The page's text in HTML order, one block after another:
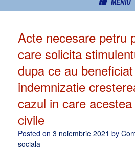
Acte necesare petru
care solicita
dupa ce au
indemnizatie
cazul in care
civile
Posted on 3 noiembrie 2021 by
sociala